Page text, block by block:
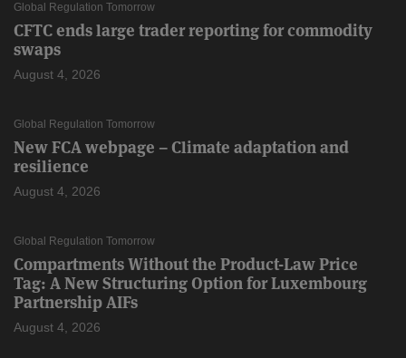
Global Regulation Tomorrow
CFTC ends large trader reporting for commodity
swaps
August 4, 2026
Global Regulation Tomorrow
New FCA webpage – Climate adaptation and
resilience
August 4, 2026
Global Regulation Tomorrow
Compartments Without the Product-Law Price
Tag: A New Structuring Option for Luxembourg
Partnership AIFs
August 4, 2026